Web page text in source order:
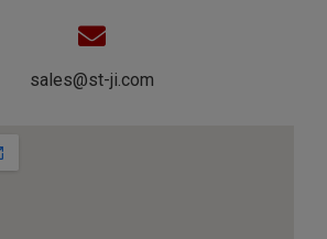
sales@st-ji.com